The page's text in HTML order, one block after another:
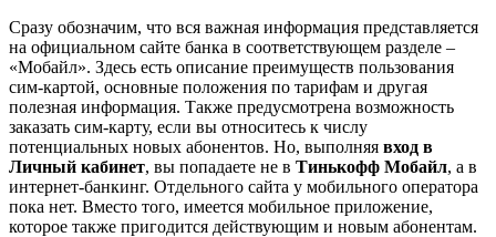
Сразу обозначим, что вся важная информация представляется
на официальном сайте банка в соответствующем разделе –
«Мобайл». Здесь есть описание преимуществ пользования
сим-картой, основные положения по тарифам и другая
полезная информация. Также предусмотрена возможность
заказать сим-карту, если вы относитесь к числу
потенциальных новых абонентов. Но, выполняя вход в
Личный кабинет, вы попадаете не в Тинькофф Мобайл, а в
интернет-банкинг. Отдельного сайта у мобильного оператора
пока нет. Вместо того, имеется мобильное приложение,
которое также пригодится действующим и новым абонентам.